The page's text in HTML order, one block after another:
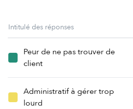
Intitulé des réponses
Peur de ne pas trouver de
client
Administratif à gérer trop
lourd